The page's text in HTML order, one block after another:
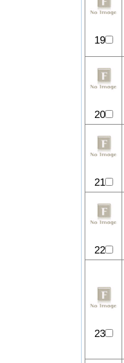
19
20
21
22
23